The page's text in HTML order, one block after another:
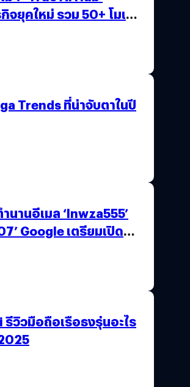
ยุคใหม่ รวม 50+ โมเดล
Trends ที่น่าจับตาในปี
นานอีเมล ‘lnwza555’
Google เตรียมเปิด
วิวมือถือเรือธงรุ่นอะไร